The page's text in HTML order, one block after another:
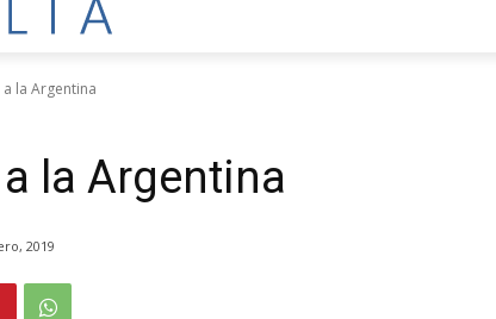
a la Argentina
la Argentina
2019